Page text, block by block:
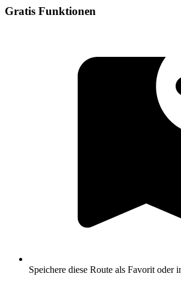
Gratis Funktionen
Speichere diese Route als Favorit oder